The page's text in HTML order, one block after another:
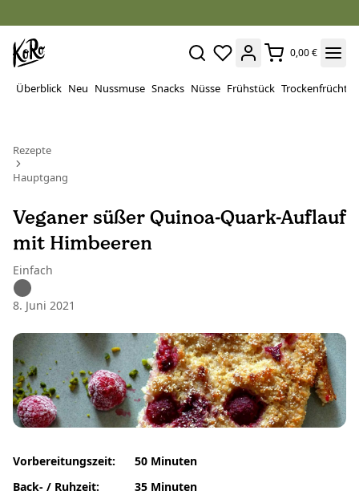
0,00 €
Überblick Neu Nussmuse Snacks Nüsse Frühstück Trockenfrüchte
Rezepte
Hauptgang
Veganer süßer Quinoa-Quark-Auflauf
mit Himbeeren
Einfach
8. Juni 2021
Vorbereitungszeit:
Back- / Ruhzeit:
50 Minuten
35 Minuten